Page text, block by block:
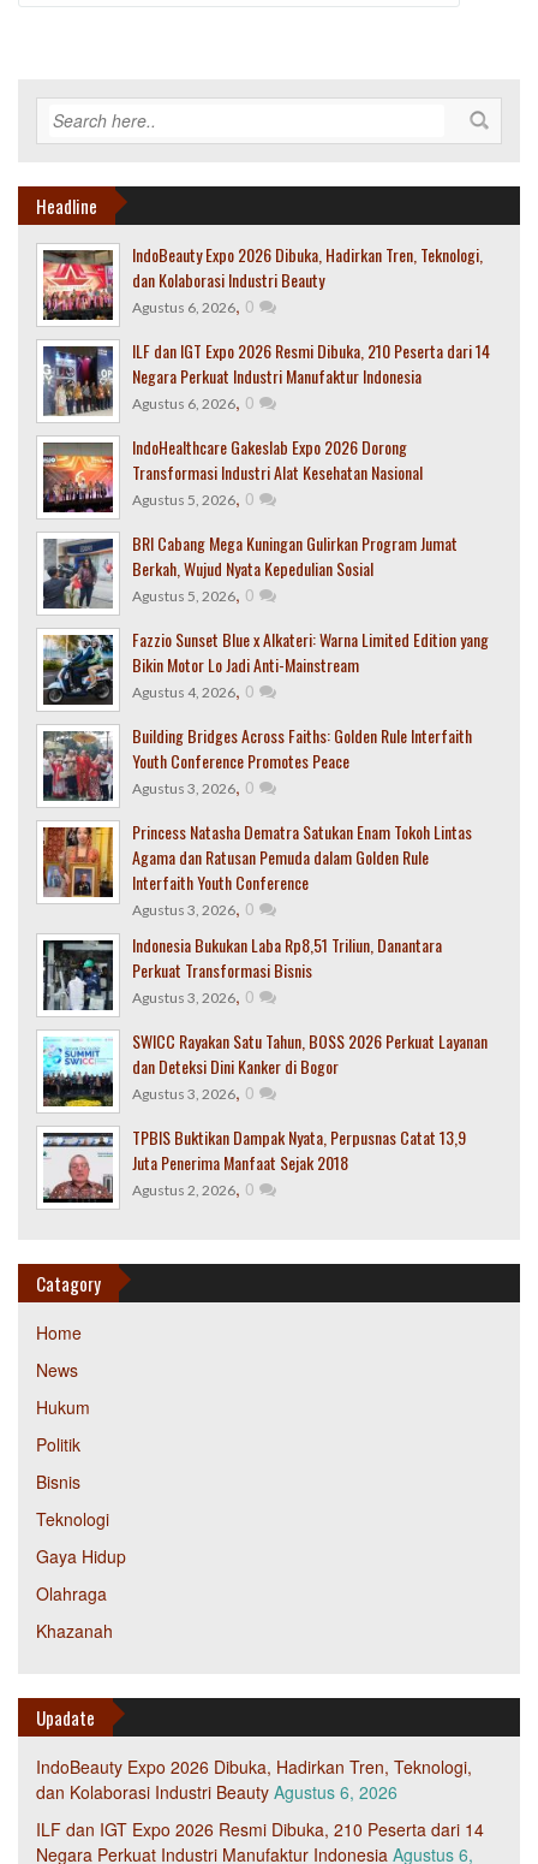
Headline
IndoBeauty Expo 2026 Dibuka, Hadirkan Tren, Teknologi,
dan Kolaborasi Industri Beauty
Agustus 6, 2026, 0
ILF dan IGT Expo 2026 Resmi Dibuka, 210 Peserta dari 14
Negara Perkuat Industri Manufaktur Indonesia
Agustus 6, 2026, 0
IndoHealthcare Gakeslab Expo 2026 Dorong
Transformasi Industri Alat Kesehatan Nasional
Agustus 5, 2026, 0
BRI Cabang Mega Kuningan Gulirkan Program Jumat
Berkah, Wujud Nyata Kepedulian Sosial
Agustus 5, 2026, 0
Fazzio Sunset Blue x Alkateri: Warna Limited Edition yang
Bikin Motor Lo Jadi Anti-Mainstream
Agustus 4, 2026, 0
Building Bridges Across Faiths: Golden Rule Interfaith
Youth Conference Promotes Peace
Agustus 3, 2026, 0
Princess Natasha Dematra Satukan Enam Tokoh Lintas
Agama dan Ratusan Pemuda dalam Golden Rule
Interfaith Youth Conference
Agustus 3, 2026, 0
Indonesia Bukukan Laba Rp8,51 Triliun, Danantara
Perkuat Transformasi Bisnis
Agustus 3, 2026, 0
SWICC Rayakan Satu Tahun, BOSS 2026 Perkuat Layanan
dan Deteksi Dini Kanker di Bogor
Agustus 3, 2026, 0
TPBIS Buktikan Dampak Nyata, Perpusnas Catat 13,9
Juta Penerima Manfaat Sejak 2018
Agustus 2, 2026, 0
Catagory
Home
News
Hukum
Politik
Bisnis
Teknologi
Gaya Hidup
Olahraga
Khazanah
Upadate
IndoBeauty Expo 2026 Dibuka, Hadirkan Tren, Teknologi,
dan Kolaborasi Industri Beauty Agustus 6, 2026
ILF dan IGT Expo 2026 Resmi Dibuka, 210 Peserta dari 14
Negara Perkuat Industri Manufaktur Indonesia Agustus 6,